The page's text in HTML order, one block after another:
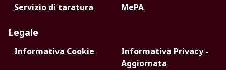
Servizio di taratura
MePA
Legale
Informativa Cookie
Informativa Privacy -
Aggiornata